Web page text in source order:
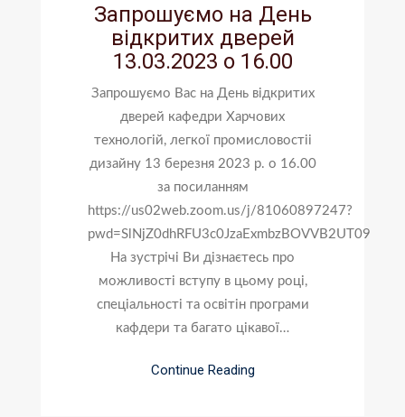
Запрошуємо на День
відкритих дверей
13.03.2023 о 16.00
Запрошуємо Вас на День відкритих
дверей кафедри Харчових
технологій, легкої промисловостіі
дизайну 13 березня 2023 р. о 16.00
за посиланням
https://us02web.zoom.us/j/81060897247?
pwd=SlNjZ0dhRFU3c0JzaExmbzBOVVB2UT09
На зустрічі Ви дізнаєтесь про
можливості вступу в цьому році,
спеціальності та освітін програми
кафдери та багато цікавої…
Continue Reading